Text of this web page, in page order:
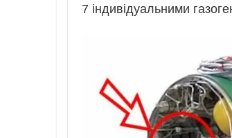
7 індивідуальними